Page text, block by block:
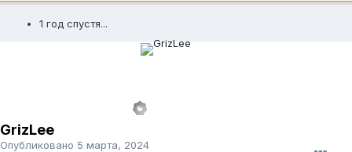
1 год спустя...
GrizLee
Опубликовано 5 марта, 2024